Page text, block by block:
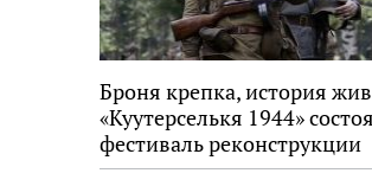
Броня крепка, история
«Куутерселькя 1944»
фестиваль реконструкции